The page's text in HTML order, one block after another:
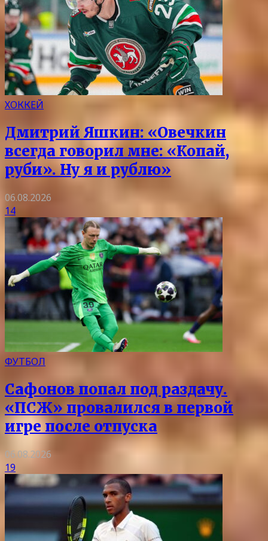
ХОККЕЙ
Дмитрий Яшкин: «Овечкин
всегда говорил мне: «Копай,
руби». Ну я и рублю»
06.08.2026
14
ФУТБОЛ
Сафонов попал под раздачу.
«ПСЖ» провалился в первой
игре после отпуска
06.08.2026
19